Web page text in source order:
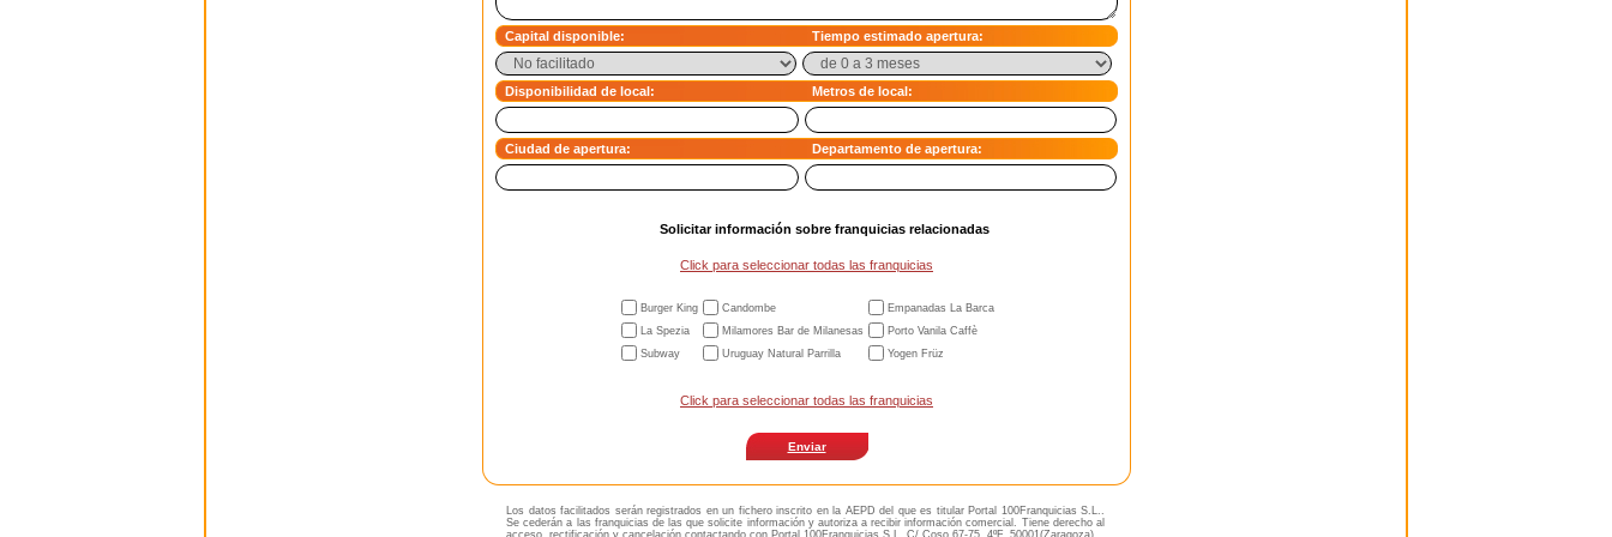
Capital disponible: Tiempo estimado apertura:
Disponibilidad de local: Metros de local:
Ciudad de apertura: Departamento de apertura:
Solicitar información sobre franquicias relacionadas
Click para seleccionar todas las franquicias
Burger King Candombe
Empanadas La Barca
La Spezia
Milamores Bar de Milanesas
Porto Vanila Caffè
Subway
Uruguay Natural Parrilla Yogen Früz
Click para seleccionar todas las franquicias
Los datos facilitados serán registrados en un fichero inscrito en la AEPD del que es titular Portal 100Franquicias S.L..
Se cederán a las franquicias de las que solicite información y autoriza a recibir información comercial. Tiene derecho al
acceso, rectificación y cancelación contactando con Portal 100Franquicias S.L. C/ Coso 67-75, 4ºF, 50001(Zaragoza).